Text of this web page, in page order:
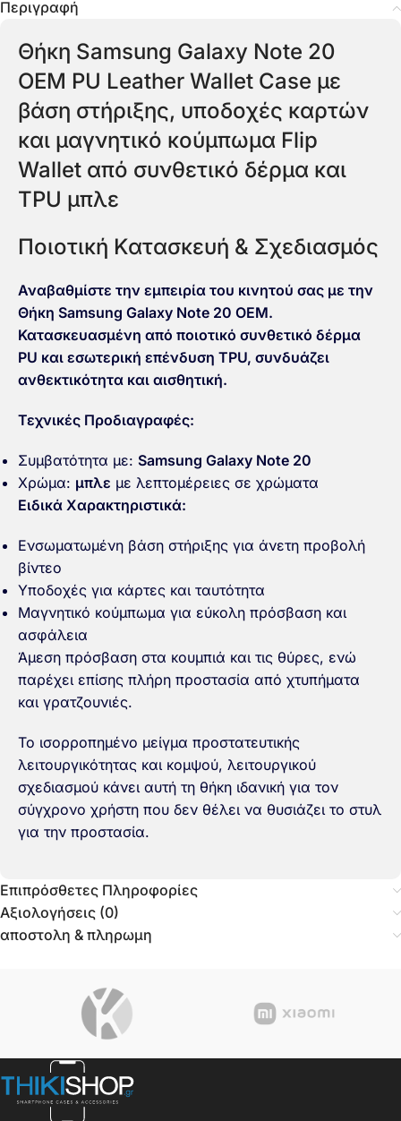
Περιγραφή
Θήκη Samsung Galaxy Note 20
OEM PU Leather Wallet Case με
βάση στήριξης, υποδοχές καρτών
και μαγνητικό κούμπωμα Flip
Wallet από συνθετικό δέρμα και
TPU μπλε
Ποιοτική Κατασκευή & Σχεδιασμός
Αναβαθμίστε την εμπειρία του κινητού σας με την
Θήκη Samsung Galaxy Note 20 OEM.
Κατασκευασμένη από ποιοτικό συνθετικό δέρμα
PU και εσωτερική επένδυση TPU, συνδυάζει
ανθεκτικότητα και αισθητική.
Τεχνικές Προδιαγραφές:
Συμβατότητα με: Samsung Galaxy Note 20
Χρώμα: μπλε με λεπτομέρειες σε χρώματα
Ειδικά Χαρακτηριστικά:
Ενσωματωμένη βάση στήριξης για άνετη προβολή
βίντεο
Υποδοχές για κάρτες και ταυτότητα
Μαγνητικό κούμπωμα για εύκολη πρόσβαση και
ασφάλεια
Άμεση πρόσβαση στα κουμπιά και τις θύρες, ενώ
παρέχει επίσης πλήρη προστασία από χτυπήματα
και γρατζουνιές.
Το ισορροπημένο μείγμα προστατευτικής
λειτουργικότητας και κομψού, λειτουργικού
σχεδιασμού κάνει αυτή τη θήκη ιδανική για τον
σύγχρονο χρήστη που δεν θέλει να θυσιάζει το στυλ
για την προστασία.
Επιπρόσθετες Πληροφορίες
Αξιολογήσεις (0)
αποστολη & πληρωμη